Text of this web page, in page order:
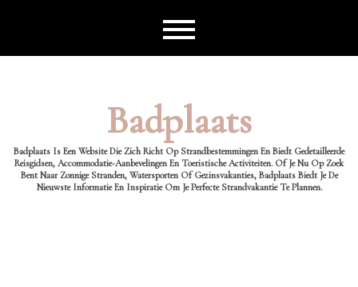
Badplaats
Badplaats Is Een Website Die Zich Richt Op Strandbestemmingen En Biedt Gedetailleerde
Reisgidsen, Accommodatie-Aanbevelingen En Toeristische Activiteiten. Of Je Nu Op Zoek
Bent Naar Zonnige Stranden, Watersporten Of Gezinsvakanties, Badplaats Biedt Je De
Nieuwste Informatie En Inspiratie Om Je Perfecte Strandvakantie Te Plannen.